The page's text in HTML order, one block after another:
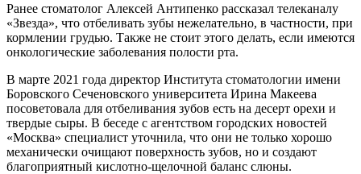
Ранее стоматолог Алексей Антипенко рассказал телеканалу
«Звезда», что отбеливать зубы нежелательно, в частности, при
кормлении грудью. Также не стоит этого делать, если имеются
онкологические заболевания полости рта.
В марте 2021 года директор Института стоматологии имени
Боровского Сеченовского университета Ирина Макеева
посоветовала для отбеливания зубов есть на десерт орехи и
твердые сыры. В беседе с агентством городских новостей
«Москва» специалист уточнила, что они не только хорошо
механически очищают поверхность зубов, но и создают
благоприятный кислотно-щелочной баланс слюны.